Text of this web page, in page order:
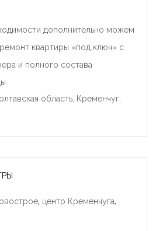
дополнительно можем
квартиры «под ключ» с
и полного состава
область, Кременчуг,
центр Кременчуга,